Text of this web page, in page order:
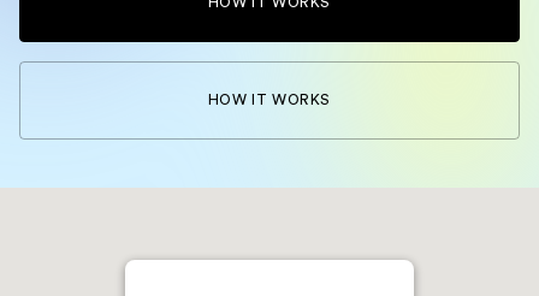
HOW IT WORKS